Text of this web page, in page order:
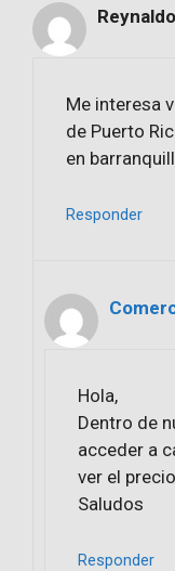
Me interesa
de Puerto
en
Responder
Hola,
Dentro de
acceder a
ver el
Saludos
Responder